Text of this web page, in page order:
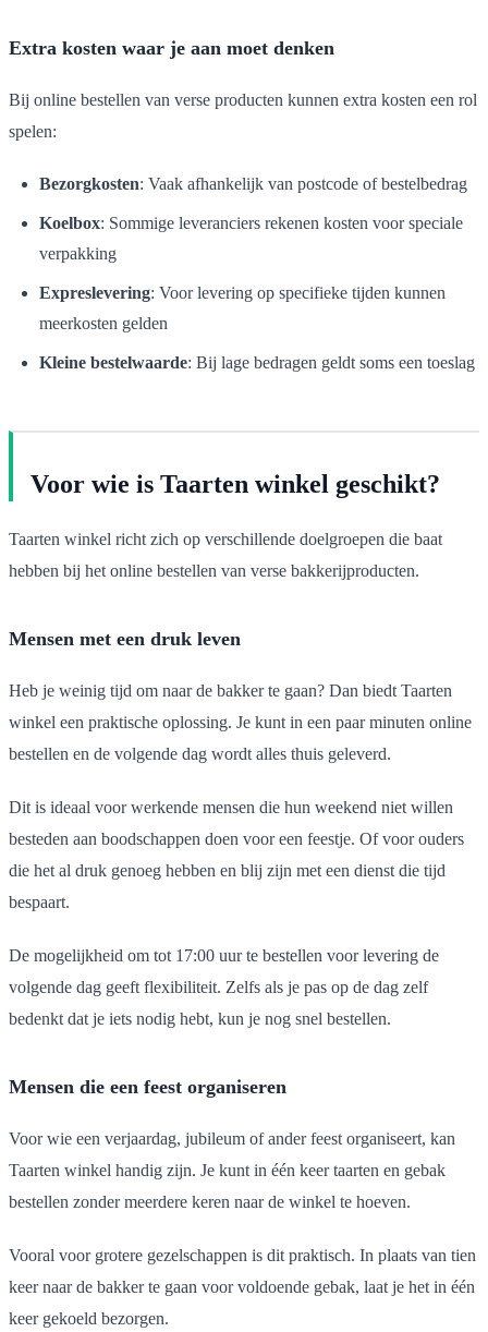
Extra kosten waar je aan moet denken
Bij online bestellen van verse producten kunnen extra kosten een rol
spelen:
Bezorgkosten: Vaak afhankelijk van postcode of bestelbedrag
Koelbox: Sommige leveranciers rekenen kosten voor speciale
verpakking
Expreslevering: Voor levering op specifieke tijden kunnen
meerkosten gelden
Kleine bestelwaarde: Bij lage bedragen geldt soms een toeslag
Voor wie is Taarten winkel geschikt?
Taarten winkel richt zich op verschillende doelgroepen die baat
hebben bij het online bestellen van verse bakkerijproducten.
Mensen met een druk leven
Heb je weinig tijd om naar de bakker te gaan? Dan biedt Taarten
winkel een praktische oplossing. Je kunt in een paar minuten online
bestellen en de volgende dag wordt alles thuis geleverd.
Dit is ideaal voor werkende mensen die hun weekend niet willen
besteden aan boodschappen doen voor een feestje. Of voor ouders
die het al druk genoeg hebben en blij zijn met een dienst die tijd
bespaart.
De mogelijkheid om tot 17:00 uur te bestellen voor levering de
volgende dag geeft flexibiliteit. Zelfs als je pas op de dag zelf
bedenkt dat je iets nodig hebt, kun je nog snel bestellen.
Mensen die een feest organiseren
Voor wie een verjaardag, jubileum of ander feest organiseert, kan
Taarten winkel handig zijn. Je kunt in één keer taarten en gebak
bestellen zonder meerdere keren naar de winkel te hoeven.
Vooral voor grotere gezelschappen is dit praktisch. In plaats van tien
keer naar de bakker te gaan voor voldoende gebak, laat je het in één
keer gekoeld bezorgen.